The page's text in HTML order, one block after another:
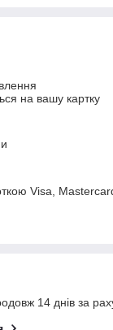
на вашу картку
Visa,
14 днів за